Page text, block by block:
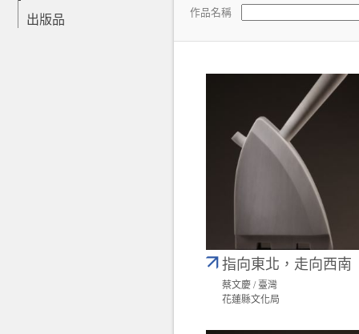
出版品
作品名稱
指向東北，走向西南
蔡文慶 / 臺灣
花蓮縣文化局